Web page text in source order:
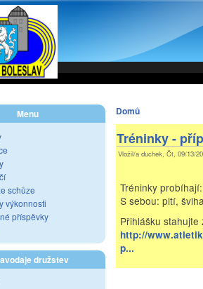
Menu
schůze
výkonnosti
příspěvky
družstev
Domů
Tréninky -
Vložil/a duchek, Čt, 09/13/
Tréninky
S sebou: pití,
Přihlášku stahujte
http://
p...